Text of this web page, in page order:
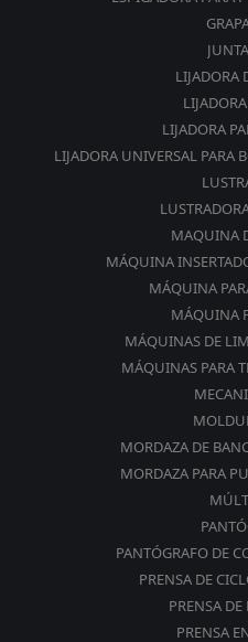
LIJADORA
LIJADORA
LIJADORA UNIVERSAL PARA
MAQUINA
MÁQUINA
MÁQUINA
MÁQUINA
MÁQUINAS DE
MÁQUINAS PARA
MORDAZA DE
MORDAZA PARA
PANTÓGRAFO DE
PRENSA DE
PRENSA
PRENSA